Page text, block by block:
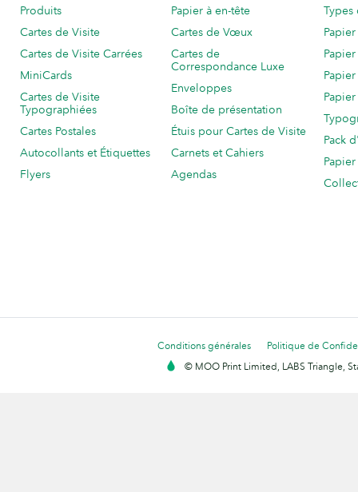
Produits
Cartes de Visite
Cartes de Visite Carrées
MiniCards
Cartes de Visite
Typographiées
Cartes Postales
Autocollants et Étiquettes
Flyers
Papier à en-tête
Cartes de Vœux
Cartes de
Correspondance Luxe
Enveloppes
Boîte de présentation
Étuis pour Cartes de Visite
Carnets et Cahiers
Agendas
Pack
Conditions générales
Politique de
© MOO Print Limited, LABS Triangle,